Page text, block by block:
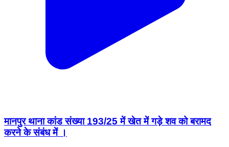
मानपुर थाना कांड संख्या 193/25 में खेत में गड़े शव को बरामद
करने के संबंध में ।